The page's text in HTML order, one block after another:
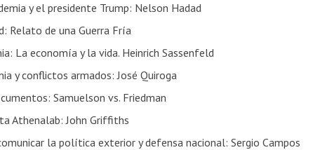
y el presidente Trump: Nelson Hadad
Relato de una Guerra Fría
La economía y la vida. Heinrich Sassenfeld
y conflictos armados: José Quiroga
Samuelson vs. Friedman
Athenalab: John Griffiths
la política exterior y defensa nacional: Sergio Campos